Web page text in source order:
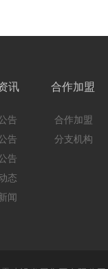
讯
告
告
告
态
闻
合作加盟
合作加盟
分支机构